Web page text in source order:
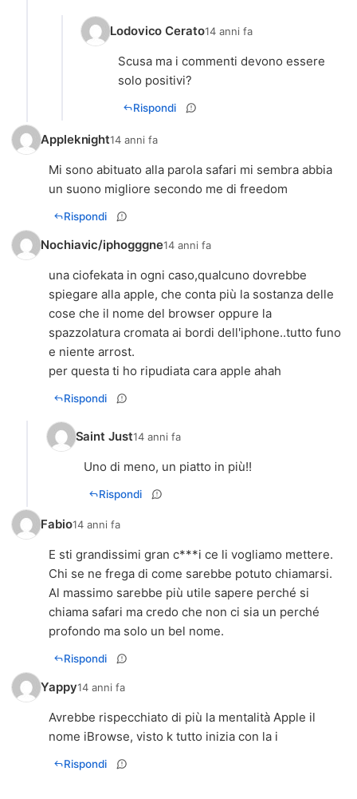
Lodovico Cerato14 anni fa
Scusa ma i commenti devono essere
solo positivi?
Rispondi
Appleknight14 anni fa
Mi sono abituato alla parola safari mi sembra abbia
un suono migliore secondo me di freedom
Rispondi
Nochiavic/iphogggne14 anni fa
una ciofekata in ogni caso,qualcuno dovrebbe
spiegare alla apple, che conta più la sostanza delle
cose che il nome del browser oppure la
spazzolatura cromata ai bordi dell'iphone..tutto funo
e niente arrost.
per questa ti ho ripudiata cara apple ahah
Rispondi
Saint Just14 anni fa
Uno di meno, un piatto in più!!
Rispondi
Fabio14 anni fa
E sti grandissimi gran c***i ce li vogliamo mettere.
Chi se ne frega di come sarebbe potuto chiamarsi.
Al massimo sarebbe più utile sapere perché si
chiama safari ma credo che non ci sia un perché
profondo ma solo un bel nome.
Rispondi
Yappy14 anni fa
Avrebbe rispecchiato di più la mentalità Apple il
nome iBrowse, visto k tutto inizia con la i
Rispondi